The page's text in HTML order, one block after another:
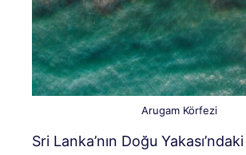
Arugam Körfezi
Sri Lanka’nın Doğu